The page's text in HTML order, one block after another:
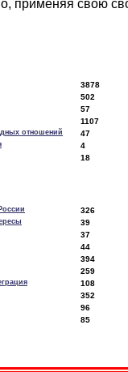
применяя свою
3878
502
57
1107
отношений 47
4
18
326
39
37
44
394
259
108
352
96
85